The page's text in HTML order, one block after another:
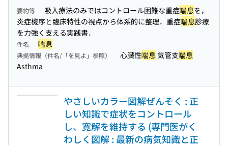
要約等 吸入療法のみではコントロール困難な重症喘息を，
炎症機序と臨床特性の視点から体系的に整理．重症喘息診療
を力強く支える実践書．
件名 喘息
典拠情報（件名/「を見よ」参照） 心臓性喘息気管支喘息
Asthma
やさしいカラー図解ぜんそく : 正
しい知識で症状をコントロール
し、寛解を維持する (専門医がく
わしく図解 : 最新の病気知識と正